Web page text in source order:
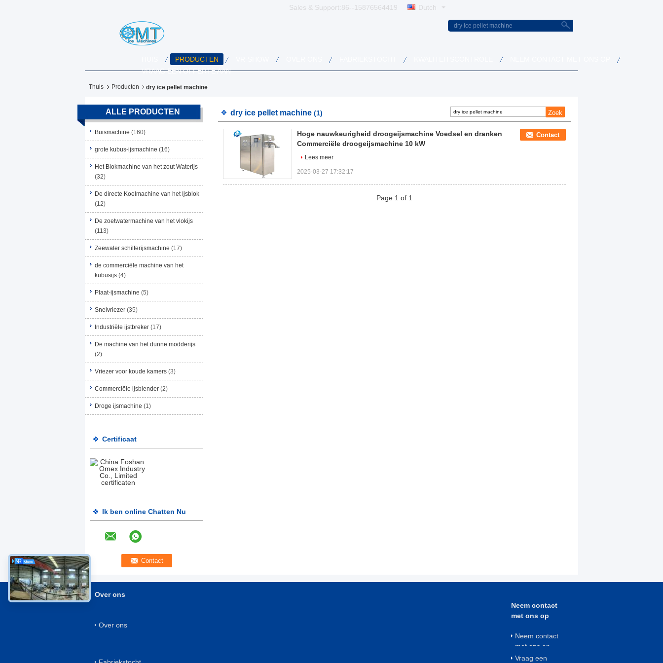
Sales & Support: 86--15876564419 Dutch
PRODUCTEN
VRAAG EEN OFFERTE AAN
Thuis Producten dry ice pellet machine
ALLE PRODUCTEN
Buismachine (160)
grote kubus-ijsmachine (16)
Het Blokmachine van het zout Waterijs
(32)
De directe Koelmachine van het Ijsblok
(12)
De zoetwatermachine van het vlokijs
(113)
Zeewater schilferijsmachine (17)
de commerciële machine van het
kubusijs (4)
Plaat-ijsmachine (5)
Snelvriezer (35)
Industriële ijstbreker (17)
De machine van het dunne modderijs
(2)
Vriezer voor koude kamers (3)
Commerciële ijsblender (2)
Droge ijsmachine (1)
Certificaat
Ik ben online Chatten Nu
dry ice pellet machine (1)
Hoge nauwkeurigheid droogeijsmachine Voedsel en dranken
Commerciële droogeijsmachine 10 kW
Contact
Lees meer
2025-03-27 17:32:17
Page 1 of 1
Over ons
Over ons
Neem contact
met ons op
Neem contact
met ons op
Vraag een